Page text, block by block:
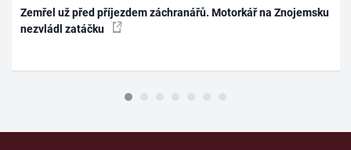
Zemřel už před příjezdem záchranářů. Motorkář na Znojemsku
nezvládl zatáčku